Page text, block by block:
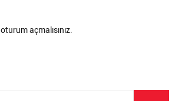
oturum açmalısınız.